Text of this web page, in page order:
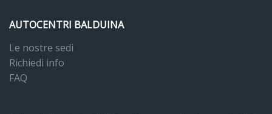
AUTOCENTRI BALDUINA
Le nostre sedi
Richiedi info
FAQ